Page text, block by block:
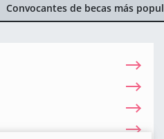
Convocantes de becas más